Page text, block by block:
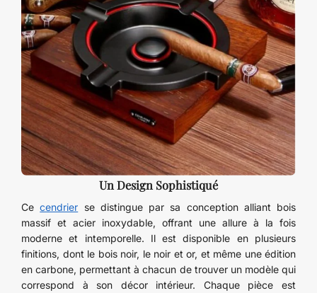
Un Design Sophistiqué
Cecendrier se distingue par sa conception alliant bois
massif et acier inoxydable, offrant une allure à la fois
moderne et intemporelle. Il est disponible en plusieurs
finitions, dont le bois noir, le noir et or, et même une édition
en carbone, permettant à chacun de trouver un modèle qui
correspond à son décor intérieur. Chaque pièce est